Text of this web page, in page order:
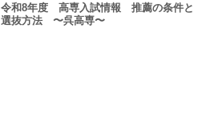
令和8年度 高専入試情報 推薦の条件と
選抜方法 〜呉高専〜